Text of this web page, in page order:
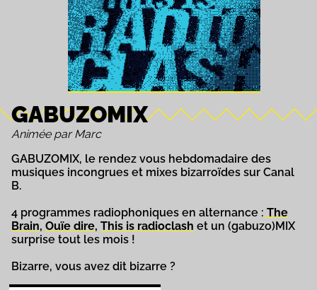
GABUZOMIX
Animée par Marc
GABUZOMIX, le rendez vous hebdomadaire des
musiques incongrues et mixes bizarroïdes sur Canal
B.
4 programmes radiophoniques en alternance : The
Brain, Ouïe dire, This is radioclash et un (gabuzo)MIX
surprise tout les mois !
Bizarre, vous avez dit bizarre ?